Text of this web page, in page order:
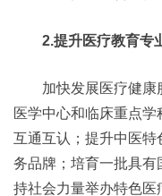
2.提升医疗教育专
加快发展医疗健康
医学中心和临床重点
互通互认；提升中医特
务品牌；培育一批具
持社会力量举办特色医